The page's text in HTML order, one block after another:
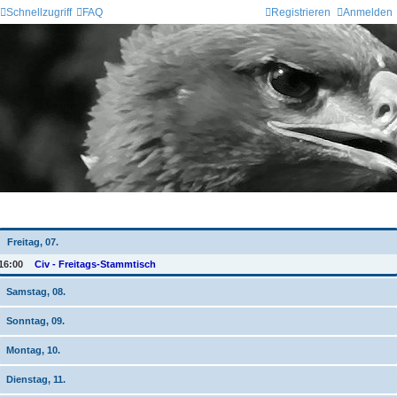
Schnellzugriff FAQ Anmelden
Registrieren
Freitag, 07.
Civ - Freitags-Stammtisch
Samstag, 08.
Sonntag, 09.
Montag, 10.
Dienstag, 11.